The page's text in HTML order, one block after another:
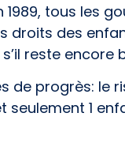
1989, tous les
des
reste encore
de progrès: le
seulement 1